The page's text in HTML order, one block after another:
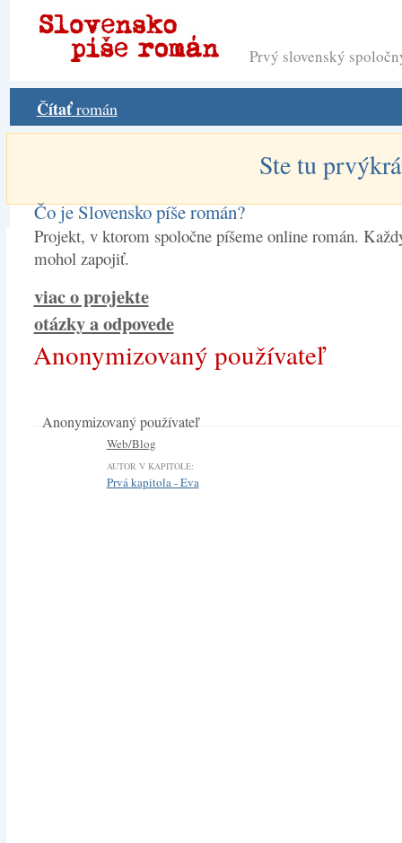
Prvý slovenský
Čítaťromán
Ste tu
Čo je Slovensko píše román?
Projekt, v ktorom spoločne píšeme online román.
mohol zapojiť.
viac o projekte
otázky a odpovede
Anonymizovaný používateľ
Anonymizovaný používateľ
Web/Blog
AUTOR V KAPITOLE:
Prvá kapitola - Eva